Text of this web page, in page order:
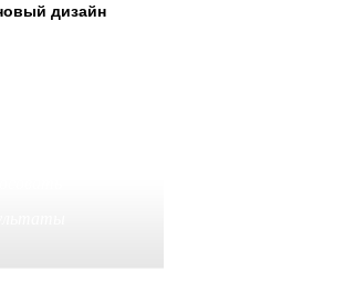
дизайн